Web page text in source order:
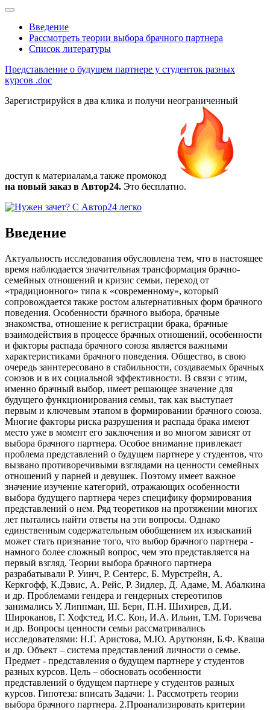
Введение
Рассмотреть теории выбора брачного партнера
Список литературы
Представление о будущем партнере у студенток разных
курсов .doc
Зарегистрируйся в два клика и получи неограниченный
доступ к материалам,а также промокод
на новый заказ в Автор24. Это бесплатно.
Введение
Актуальность исследования обусловлена тем, что в настоящее
время наблюдается значительная трансформация брачно-
семейных отношений и кризис семьи, переход от
«традиционного» типа к «современному», который
сопровождается также ростом альтернативных форм брачного
поведения. Особенности брачного выбора, брачные
знакомства, отношение к регистрации брака, брачные
взаимодействия в процессе брачных отношений, особенности
и факторы распада брачного союза является важными
характеристиками брачного поведения. Общество, в свою
очередь заинтересовано в стабильности, создаваемых брачных
союзов и в их социальной эффективности. В связи с этим,
именно брачный выбор, имеет решающее значение для
будущего функционирования семьи, так как выступает
первым и ключевым этапом в формировании брачного союза.
Многие факторы риска разрушения и распада брака имеют
место уже в момент его заключения и во многом зависят от
выбора брачного партнера. Особое внимание привлекает
проблема представлений о будущем партнере у студентов, что
вызвано противоречивыми взглядами на ценности семейных
отношений у парней и девушек. Поэтому имеет важное
значение изучение категорий, отражающих особенности
выбора будущего партнера через специфику формирования
представлений о нем. Ряд теоретиков на протяжении многих
лет пытались найти ответы на эти вопросы. Однако
единственным содержательным обобщением их изысканий
может стать признание того, что выбор брачного партнера -
намного более сложный вопрос, чем это представляется на
первый взгляд. Теории выбора брачного партнера
разрабатывали Р. Уинч, Р. Сентерс, Б. Мурстрейн, А.
Керкгофф, К.Дэвис, А. Рейс, Р. Зидлер, Д. Адаме, М. Абалкина
и др. Проблемами гендера и гендерных стереотипов
занимались У. Липпман, Ш. Берн, П.Н. Шихирев, Д.И.
Широканов, Г. Хофстед, И.С. Кон, И.А. Ильин, Т.М. Горичева
и др. Вопросы ценности семьи рассматривались
исследователями: Н.Г. Аристова, М.Ю. Арутюнян, Б.Ф. Кваша
и др. Объект – система представлений личности о семье.
Предмет - представления о будущем партнере у студентов
разных курсов. Цель – обосновать особенности
представлений о будущем партнере у студентов разных
курсов. Гипотеза: вписать Задачи: 1. Рассмотреть теории
выбора брачного партнера. 2.Проанализировать критерии